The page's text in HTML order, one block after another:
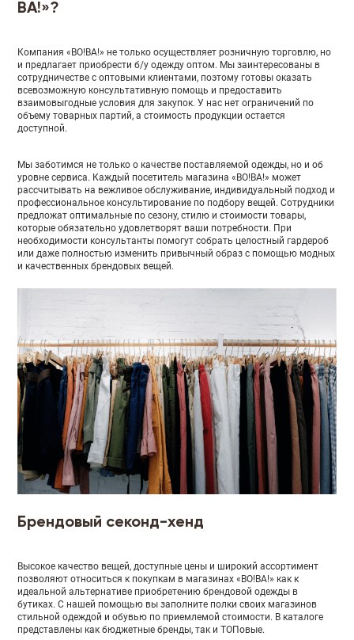
«ВО!ВА!» имеет множество постоянных покупателей в Санкт-
Сегодня многие люди перестают относиться к магазинам
подержанных вещей, как к лавкам, где продается одежда, пригодная
разве что для вскапывания грядок на даче. Отличный пример тому –
магазины «ВО!ВА!», где можно купить наряды от европейских
производителей. Это стильные вещи из популярных коллекций,
которые не потеряли актуальности и презентабельного внешнего
вида. Очень часто на полки попадает новая одежда, нераспроданная
Текущий ассортимент насчитывает свыше 100 категорий и
продолжает пополняться востребованными позициями. В частности,
на полках постоянно появляются актуальные сезонные новинки. Все
вещи везутся в Россию из Европы, проходя тщательный отбор и
обязательную санитарную обработку. Средства для чистки и
обеззараживания имеют безопасный состав, что особенно важно,
если речь идет о детских товарах.
ВА!»?
Компания «ВО!ВА!» не только осуществляет розничную торговлю, но
и предлагает приобрести б/у одежду оптом. Мы заинтересованы в
сотрудничестве с оптовыми клиентами, поэтому готовы оказать
всевозможную консультативную помощь и предоставить
взаимовыгодные условия для закупок. У нас нет ограничений по
объему товарных партий, а стоимость продукции остается
доступной.
Мы заботимся не только о качестве поставляемой одежды, но и об
уровне сервиса. Каждый посетитель магазина «ВО!ВА!» может
рассчитывать на вежливое обслуживание, индивидуальный подход и
профессиональное консультирование по подбору вещей. Сотрудники
предложат оптимальные по сезону, стилю и стоимости товары,
которые обязательно удовлетворят ваши потребности. При
необходимости консультанты помогут собрать целостный гардероб
или даже полностью изменить привычный образ с помощью модных
и качественных брендовых вещей.
Брендовый секонд-хенд
Высокое качество вещей, доступные цены и широкий ассортимент
позволяют относиться к покупкам в магазинах «ВО!ВА!» как к
идеальной альтернативе приобретению брендовой одежды в
бутиках. С нашей помощью вы заполните полки своих магазинов
стильной одеждой и обувью по приемлемой стоимости. В каталоге
представлены как бюджетные бренды, так и ТОПовые.